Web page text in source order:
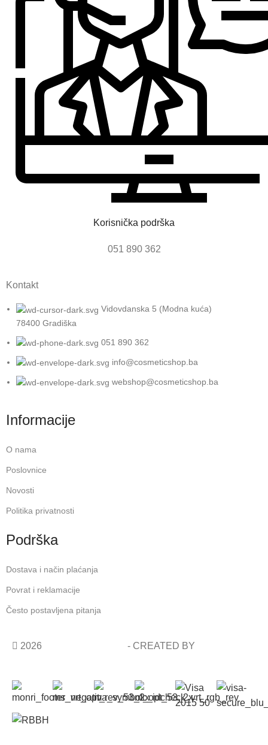
Korisnička podrška
051 890 362
Kontakt
Vidovdanska 5 (Modna kuća)
78400 Gradiška
051 890 362
info@cosmeticshop.ba
webshop@cosmeticshop.ba
Informacije
O nama
Poslovnice
Novosti
Politika privatnosti
Podrška
Dostava i način plaćanja
Povrat i reklamacije
Često postavljena pitanja
2026 COSMETIC SHOP- CREATED BY